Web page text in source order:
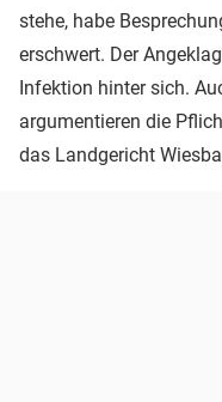
stehe, habe
erschwert. Der
Infektion hinter sich.
argumentieren die
das Landgericht